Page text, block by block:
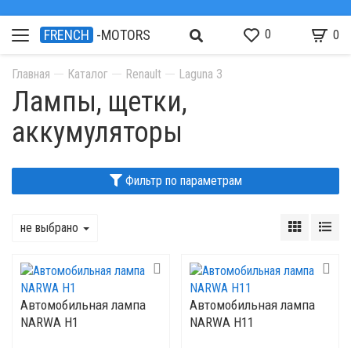
FRENCH -MOTORS 0 0
Главная Каталог Renault Laguna 3
Лампы, щетки,
аккумуляторы
Фильтр по параметрам
не выбрано
Автомобильная лампа
NARWA H1
Автомобильная лампа
NARWA H11